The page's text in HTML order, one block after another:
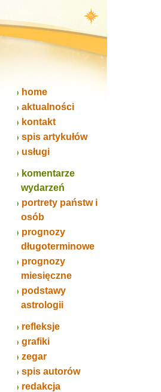
home
aktualności
kontakt
spis artykułów
usługi
komentarze
wydarzeń
portrety państw i
osób
prognozy
długoterminowe
prognozy
miesięczne
podstawy
astrologii
refleksje
grafiki
zegar
spis autorów
redakcja